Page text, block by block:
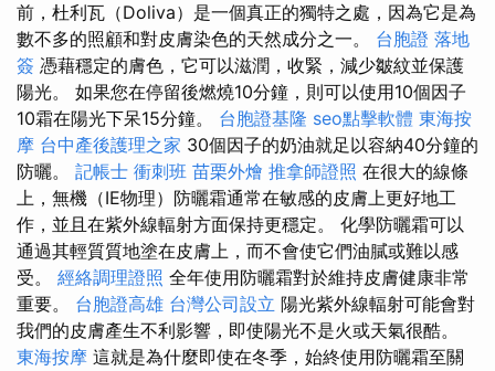
前，杜利瓦（Doliva）是一個真正的獨特之處，因為它是為
數不多的照顧和對皮膚染色的天然成分之一。 台胞證 落地
簽 憑藉穩定的膚色，它可以滋潤，收緊，減少皺紋並保護
陽光。 如果您在停留後燃燒10分鐘，則可以使用10個因子
10霜在陽光下呆15分鐘。 台胞證基隆 seo點擊軟體 東海按
摩 台中產後護理之家 30個因子的奶油就足以容納40分鐘的
防曬。 記帳士 衝刺班 苗栗外燴 推拿師證照 在很大的線條
上，無機（IE物理）防曬霜通常在敏感的皮膚上更好地工
作，並且在紫外線輻射方面保持更穩定。 化學防曬霜可以
通過其輕質質地塗在皮膚上，而不會使它們油膩或難以感
受。 經絡調理證照 全年使用防曬霜對於維持皮膚健康非常
重要。 台胞證高雄 台灣公司設立 陽光紫外線輻射可能會對
我們的皮膚產生不利影響，即使陽光不是火或天氣很酷。
東海按摩 這就是為什麼即使在冬季，始終使用防曬霜至關